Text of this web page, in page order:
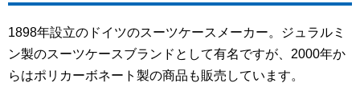
1898年設立のドイツのスーツケースメーカー。ジュラルミ
ン製のスーツケースブランドとして有名ですが、2000年か
らはポリカーボネート製の商品も販売しています。